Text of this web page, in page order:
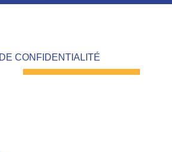
CONFIDENTIALITÉ